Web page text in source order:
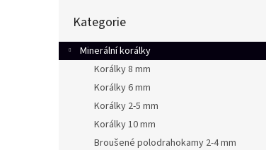
r
a
kategorie
Kategorie
Minerální korálky
Korálky 8 mm
Korálky 6 mm
Korálky 2-5 mm
Korálky 10 mm
Broušené polodrahokamy 2-4 mm